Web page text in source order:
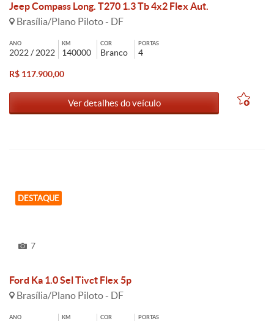
Jeep Compass Long. T270 1.3 Tb 4x2 Flex Aut.
Brasília/Plano Piloto - DF
ANO
2022 / 2022
KM
140000
COR
Branco
PORTAS
4
R$ 117.900,00
Ver detalhes do veículo
DESTAQUE
7
Ford Ka 1.0 Sel Tivct Flex 5p
Brasília/Plano Piloto - DF
ANO KM COR PORTAS